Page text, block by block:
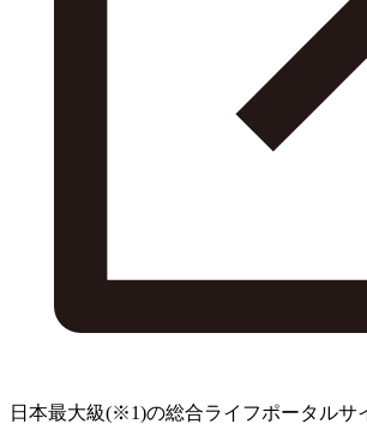
日本最大級(※1)の総合ライフポータルサ